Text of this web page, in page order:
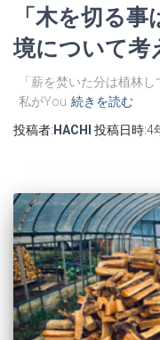
「木を切る
境について考
「薪を焚いた分は植林し
私がYou 続きを読む
投稿者: HACHI 投稿日時:4